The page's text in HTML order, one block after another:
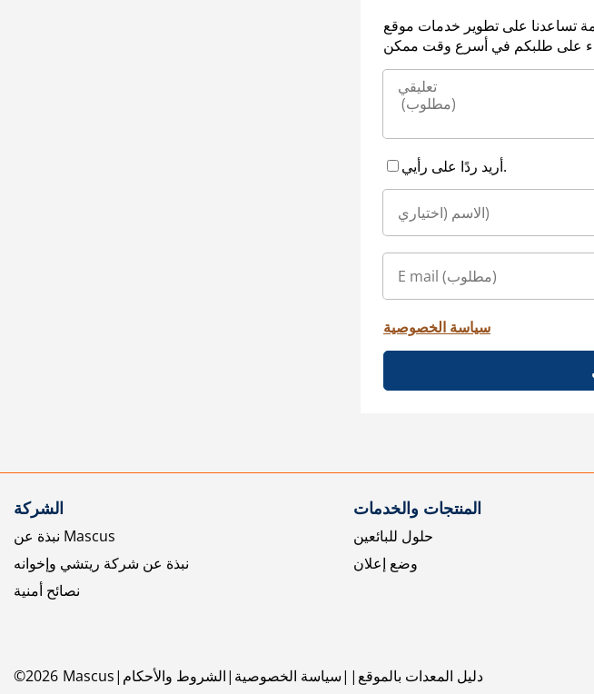
تساعدنا على تطوير خدمات موقع
أريد ردًا على رأيي.
سياسة الخصوصية
الشركة
نبذة عن Mascus
نبذة عن شركة ريتشي وإخوانه
نصائح أمنية
المنتجات والخدمات
حلول للبائعين
وضع إعلان
©2026 Mascus الشروط والأحكام سياسة الخصوصية دليل المعدات بالموقع